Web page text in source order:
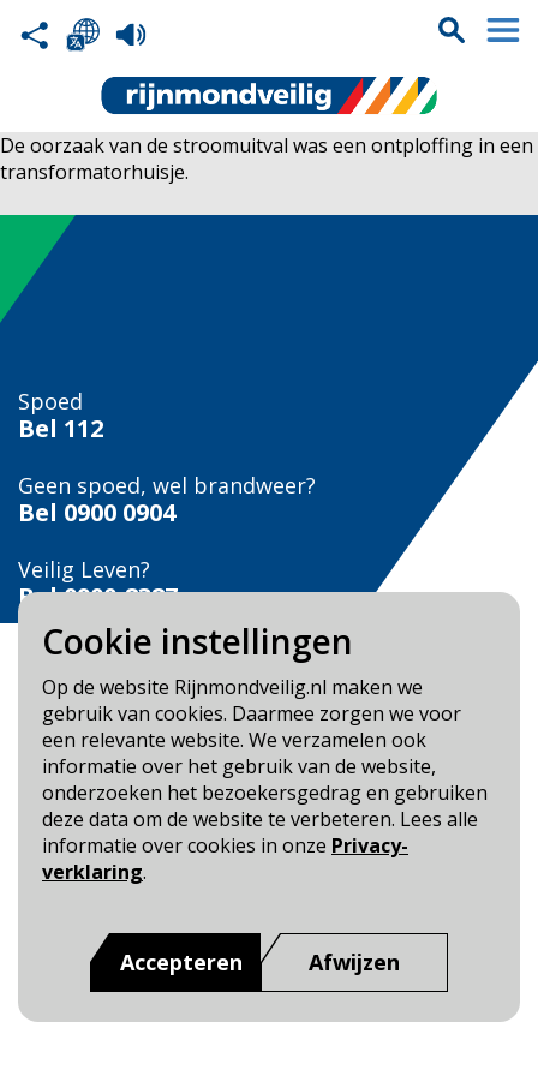
Cookie instellingen
Op de website Rijnmondveilig.nl maken we
gebruik van cookies. Daarmee zorgen we voor
een relevante website. We verzamelen ook
informatie over het gebruik van de website,
onderzoeken het bezoekersgedrag en gebruiken
deze data om de website te verbeteren. Lees alle
informatie over cookies in onze Privacy-
verklaring.
Accepteren Afwijzen
De oorzaak van de stroomuitval was een ontploffing in een
transformatorhuisje.
Spoed
Bel 112
Geen spoed, wel brandweer?
Bel 0900 0904
Veilig Leven?
Bel 0900-8387
Blijf op de hoogte
Cookie- en Privacybeleid
Toegankelijkheid